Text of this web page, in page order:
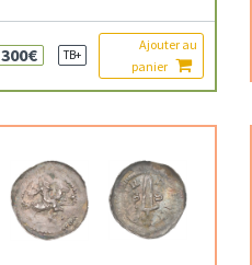
300€ TB+
Ajouter au
panier